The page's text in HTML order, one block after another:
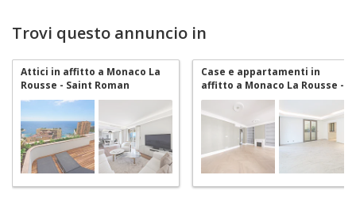
Trovi questo annuncio in
Attici in affitto a Monaco La
Rousse - Saint Roman
Case e appartamenti in
affitto a Monaco La Rousse -
Saint Roman